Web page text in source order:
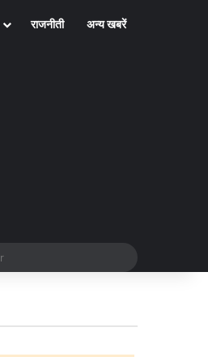
राजनीती अन्य खबरें